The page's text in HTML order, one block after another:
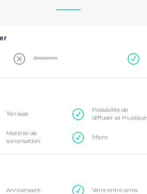
Boissons
Terrasse
Possibilité de
diffuser sa musique
Matériel de
sonorisation
Micro
Anniversaire Verre entre amis